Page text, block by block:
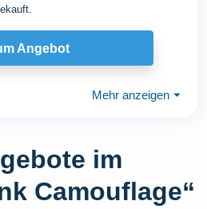
Angebot
Mehr anzeigen ⏷
im
Camouflage“